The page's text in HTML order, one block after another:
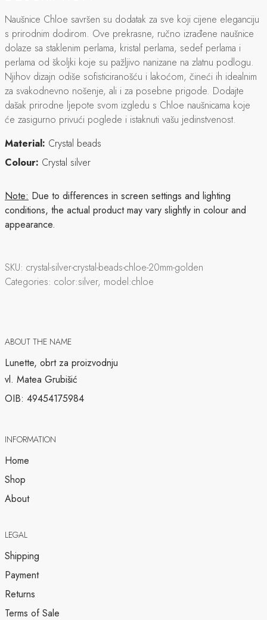
Naušnice Chloe savršen su dodatak za sve koji cijene eleganciju
s prirodnim dodirom. Ove prekrasne, ručno izrađene naušnice
dolaze sa staklenim perlama, kristal perlama, sedef perlama i
perlama od školjki koje su pažljivo nanizane na zlatnu podlogu.
Njihov dizajn odiše sofisticiranošću i lakoćom, čineći ih idealnim
za svakodnevno nošenje, ali i za posebne prigode. Dodajte
dašak prirodne ljepote svom izgledu s Chloe naušnicama koje
će zasigurno privući poglede i istaknuti vašu jedinstvenost.
Material: Crystal beads
Colour: Crystal silver
Note: Due to differences in screen settings and lighting
conditions, the actual product may vary slightly in colour and
appearance.
SKU: crystal-silver-crystal-beads-chloe-20mm-golden
Categories: color:silver, model:chloe
ABOUT THE NAME
Lunette, obrt za proizvodnju
vl. Matea Grubišić
OIB: 49454175984
INFORMATION
Home
Shop
About
LEGAL
Shipping
Payment
Returns
Terms of Sale